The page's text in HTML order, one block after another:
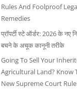
Rules And Foolproof
Remedies
प्रॉपर्टी स्टे ऑर्डर: 2026 के नए
बचने के अचूक कानूनी तरीके
Going To Sell Your
Agricultural Land? Know
New Supreme Court Rule